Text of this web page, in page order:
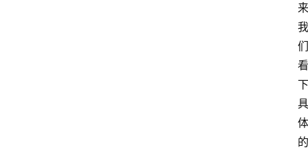
来
我
们
看
下
具
体
的